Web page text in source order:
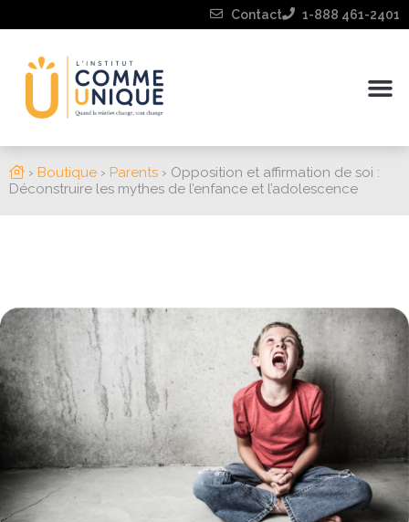
Contact 1-888 461-2401
› Boutique › Parents › Opposition et affirmation de soi :
Déconstruire les mythes de l’enfance et l’adolescence